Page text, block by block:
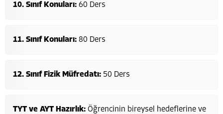
10. Sınıf Konuları: 60 Ders
11. Sınıf Konuları: 80 Ders
12. Sınıf Fizik Müfredatı: 50 Ders
TYT ve AYT Hazırlık: Öğrencinin bireysel hedeflerine ve